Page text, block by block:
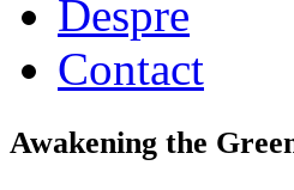
Despre
Contact
Awakening the